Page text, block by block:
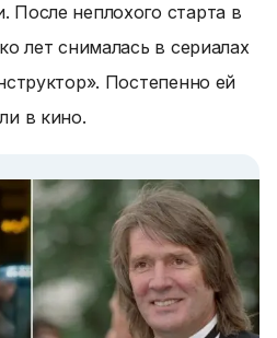
неплохого старта в
лет снималась в сериалах
Постепенно ей
в кино.